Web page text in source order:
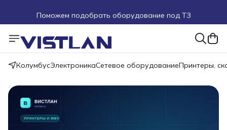
Поможем подобрать оборудование под ТЗ
Пуско-наладочные работы
Пришлите запрос на e-mail или в чат
Более 100 000 позиций в наличии и под заказ
КолумбусЭлектроникаСетевое оборудованиеПринтеры,